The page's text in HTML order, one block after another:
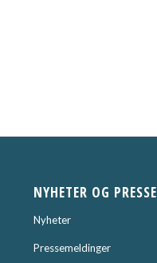
NYHETER OG PRESSE
Nyheter
Pressemeldinger